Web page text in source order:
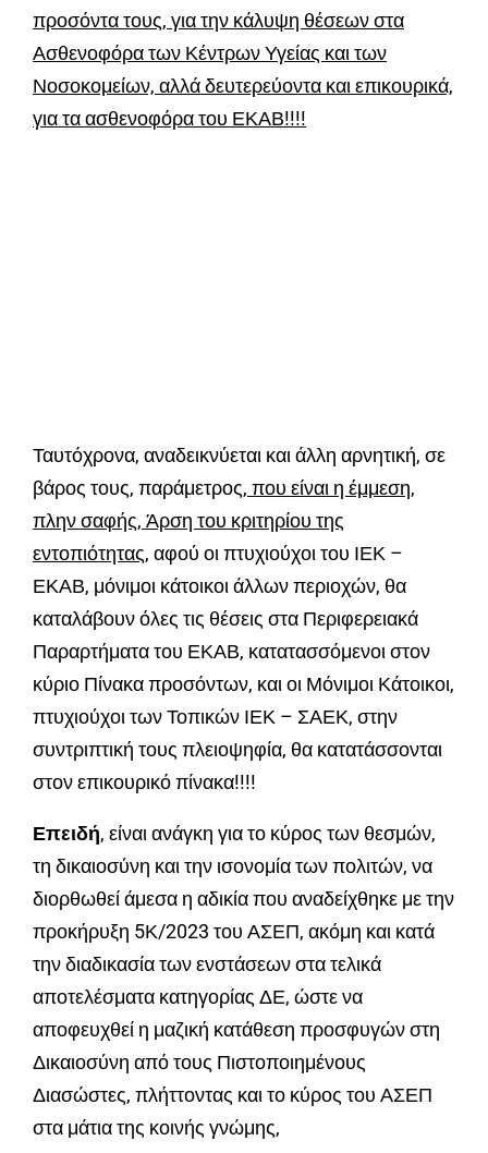
προσόντα τους, για την κάλυψη θέσεων στα
Ασθενοφόρα των Κέντρων Υγείας και των
Νοσοκομείων, αλλά δευτερεύοντα και επικουρικά,
για τα ασθενοφόρα του ΕΚΑΒ!!!!
Ταυτόχρονα, αναδεικνύεται και άλλη αρνητική, σε
βάρος τους, παράμετρος, που είναι η έμμεση,
πλην σαφής, Άρση του κριτηρίου της
εντοπιότητας, αφού οι πτυχιούχοι του ΙΕΚ –
ΕΚΑΒ, μόνιμοι κάτοικοι άλλων περιοχών, θα
καταλάβουν όλες τις θέσεις στα Περιφερειακά
Παραρτήματα του ΕΚΑΒ, κατατασσόμενοι στον
κύριο Πίνακα προσόντων, και οι Μόνιμοι Κάτοικοι,
πτυχιούχοι των Τοπικών ΙΕΚ – ΣΑΕΚ, στην
συντριπτική τους πλειοψηφία, θα κατατάσσονται
στον επικουρικό πίνακα!!!!
Επειδή, είναι ανάγκη για το κύρος των θεσμών,
τη δικαιοσύνη και την ισονομία των πολιτών, να
διορθωθεί άμεσα η αδικία που αναδείχθηκε με την
προκήρυξη 5Κ/2023 του ΑΣΕΠ, ακόμη και κατά
την διαδικασία των ενστάσεων στα τελικά
αποτελέσματα κατηγορίας ΔΕ, ώστε να
αποφευχθεί η μαζική κατάθεση προσφυγών στη
Δικαιοσύνη από τους Πιστοποιημένους
Διασώστες, πλήττοντας και το κύρος του ΑΣΕΠ
στα μάτια της κοινής γνώμης,